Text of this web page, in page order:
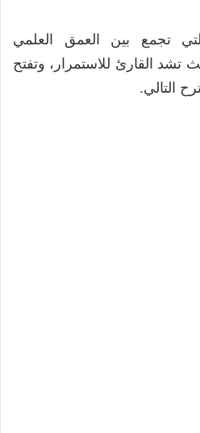
تجمع بين العمق العلمي
تشد القارئ للاستمرار، وتفتح
التالي.